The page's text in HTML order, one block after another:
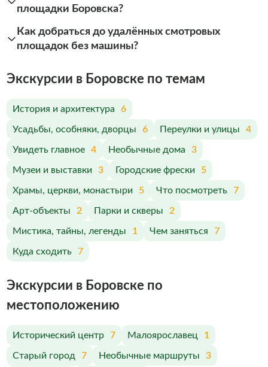
площадки Боровска?
Как добраться до удалённых смотровых
площадок без машины?
Экскурсии в Боровске по темам
История и архитектура 6
Усадьбы, особняки, дворцы 6 Переулки и улицы 4
Увидеть главное 4 Необычные дома 3
Музеи и выставки 3 Городские фрески 5
Храмы, церкви, монастыри 5 Что посмотреть 7
Арт-объекты 2 Парки и скверы 2
Мистика, тайны, легенды 1 Чем заняться 7
Куда сходить 7
Экскурсии в Боровске по
меcтоположению
Исторический центр 7 Малоярославец 1
Старый город 7 Необычные маршруты 3